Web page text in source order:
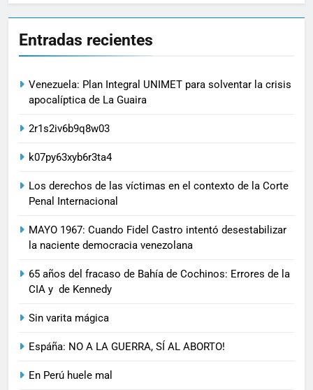
Entradas recientes
Venezuela: Plan Integral UNIMET para solventar la crisis
apocalíptica de La Guaira
2r1s2iv6b9q8w03
k07py63xyb6r3ta4
Los derechos de las víctimas en el contexto de la Corte
Penal Internacional
MAYO 1967: Cuando Fidel Castro intentó desestabilizar
la naciente democracia venezolana
65 años del fracaso de Bahía de Cochinos: Errores de la
CIA y de Kennedy
Sin varita mágica
Espáña: NO A LA GUERRA, SÍ AL ABORTO!
En Perú huele mal